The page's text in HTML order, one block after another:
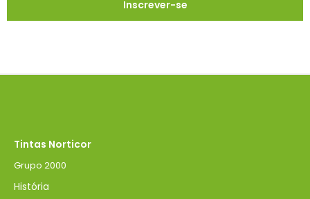
Tintas Norticor
Grupo 2000
História